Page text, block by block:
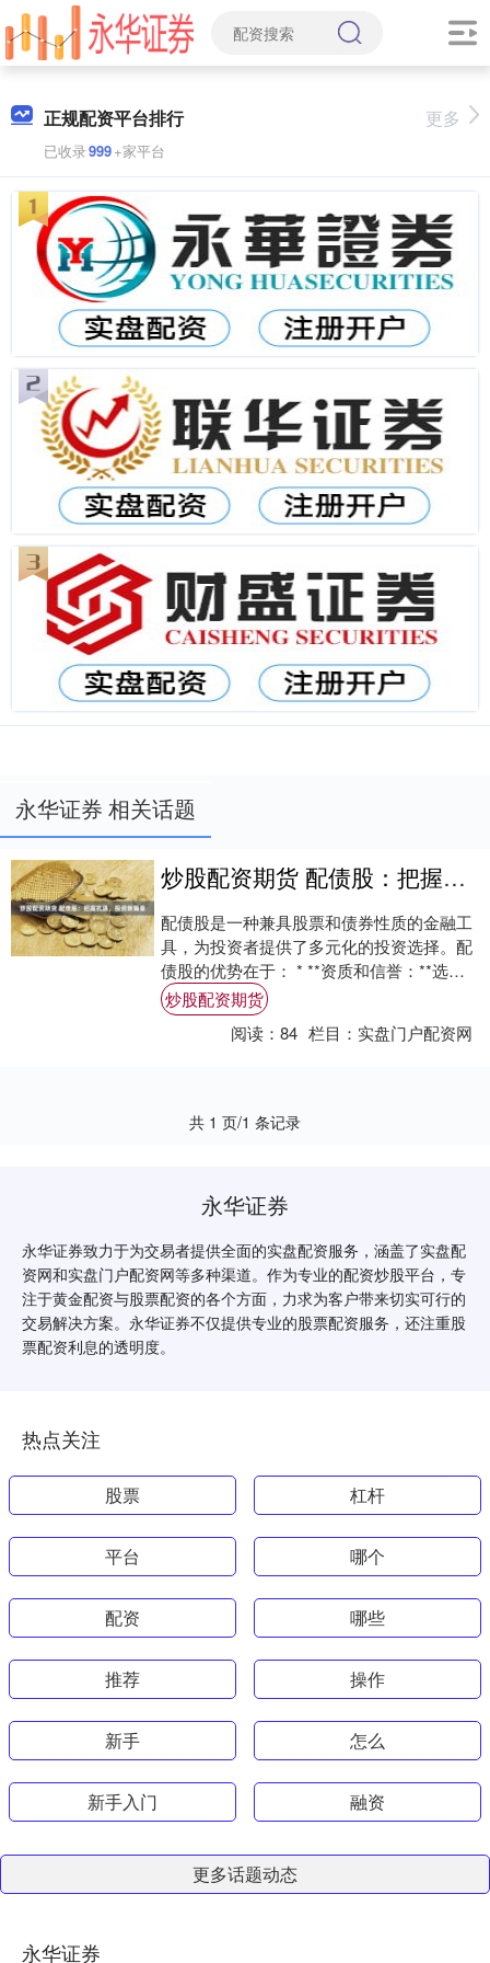
正规配资平台排行
已收录999+家平台
更多
永华证券 相关话题
炒股配资期货 配债股：把握机遇，投资新篇章
配债股是一种兼具股票和债券性质的金融工
具，为投资者提供了多元化的投资选择。配
债股的优势在于： * **资质和信誉：**选择
持有正规牌照、信誉良好的配资代理。 *....
炒股配资期货
阅读：84 栏目： 实盘门户配资网
共 1 页/1 条记录
永华证券
永华证券致力于为交易者提供全面的实盘配资服务，涵盖了实盘配
资网和实盘门户配资网等多种渠道。作为专业的配资炒股平台，专
注于黄金配资与股票配资的各个方面，力求为客户带来切实可行的
交易解决方案。永华证券不仅提供专业的股票配资服务，还注重股
票配资利息的透明度。
热点关注
股票 杠杆
平台 哪个
配资 哪些
推荐 操作
新手 怎么
新手入门 融资
更多话题动态
永华证券